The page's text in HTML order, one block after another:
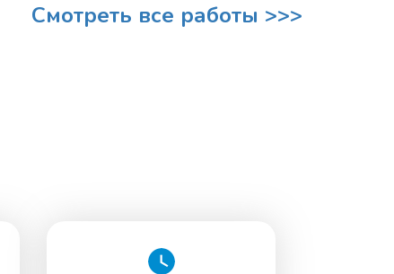
Смотреть все работы >>>